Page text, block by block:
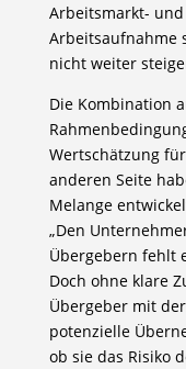
Arbeitsmarkt-
Arbeitsaufnahme
nicht weiter
Die Kombination
Wertschätzung
anderen Seite
Melange
„Den
Übergebern fehlt
Doch ohne klare
Übergeber mit
potenzielle
ob sie das Risiko